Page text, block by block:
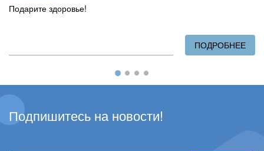
Подарите здоровье!
ПОДРОБНЕЕ
Подпишитесь на новости!